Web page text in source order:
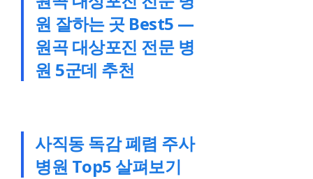
원 잘하는 곳 Best5 —
원곡 대상포진 전문 병
원 5군데 추천
사직동 독감 폐렴 주사
병원 Top5 살펴보기